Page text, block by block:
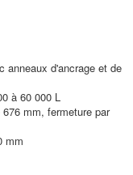
anneaux d'ancrage et de
à 60 000 L
mm, fermeture par
mm